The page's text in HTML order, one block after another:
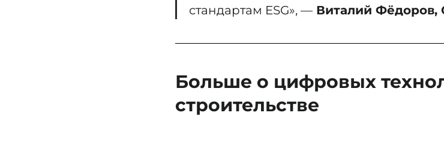
стандартам ESG», — Виталий Фёдоров,
Больше о цифровых
строительстве